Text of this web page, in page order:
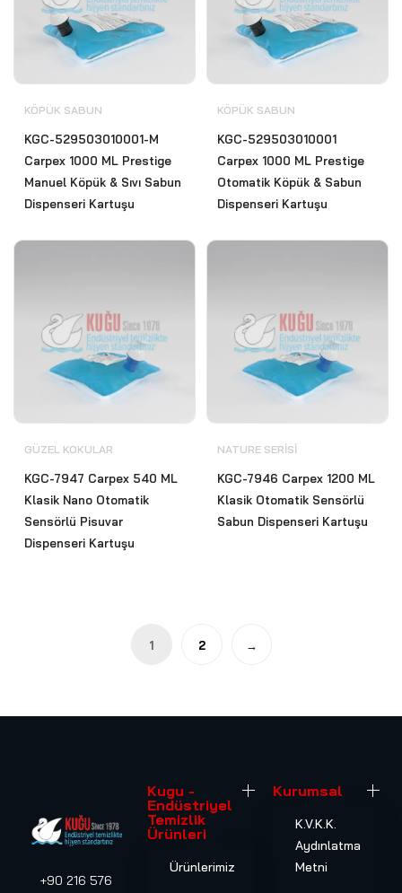
KÖPÜK SABUN
KGC-529503010001-M
Carpex 1000 ML Prestige
Manuel Köpük & Sıvı Sabun
Dispenseri Kartuşu
KÖPÜK SABUN
KGC-529503010001
Carpex 1000 ML Prestige
Otomatik Köpük & Sabun
Dispenseri Kartuşu
GÜZEL KOKULAR
KGC-7947 Carpex 540 ML
Klasik Nano Otomatik
Sensörlü Pisuvar
Dispenseri Kartuşu
NATURE SERISI
KGC-7946 Carpex 1200 ML
Klasik Otomatik Sensörlü
Sabun Dispenseri Kartuşu
1 2 →
+90 216 576
Kugu -
Endüstriyel
Temizlik
Ürünleri
Ürünlerimiz
Kurumsal
K.V.K.K.
Aydınlatma
Metni